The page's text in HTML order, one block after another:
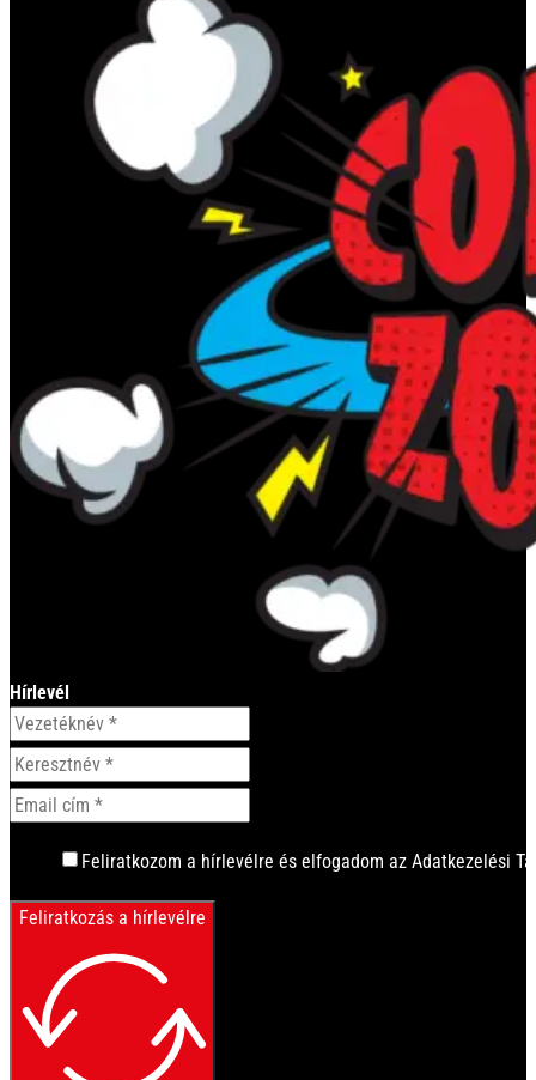
Hírlevél
Feliratkozom a hírlevélre és elfogadom az Adatkezelési
Feliratkozás a hírlevélre